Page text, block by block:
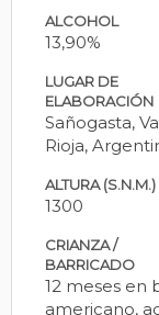
ALCOHOL
13,90%
LUGAR DE
ELABORACIÓN
Sañogasta,
Rioja,
ALTURA (S.N.M.)
1300
CRIANZA /
BARRICADO
12 meses en
americano,